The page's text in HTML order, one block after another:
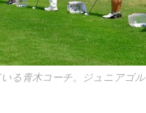
る青木コーチ。ジュニアゴ